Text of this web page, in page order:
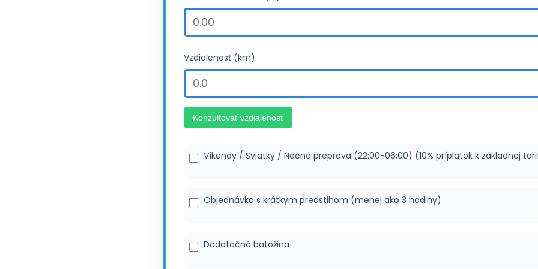
Vzdialenosť (km):
Konzultovať vzdialenosť
Víkendy / Sviatky / Nočná preprava (22:00-06:00) (10% príplatok k základnej
Objednávka s krátkym predstihom (menej ako 3 hodiny)
Dodatočná batožina